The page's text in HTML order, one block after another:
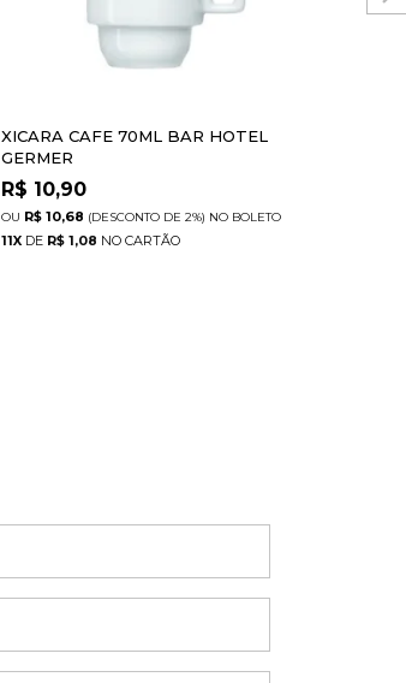
XICARA CAFE 70ML BAR HOTEL
GERMER
R$ 10,90
R$ 10,68 (DESCONTO DE 2%) NO BOLETO
11X DE R$ 1,08